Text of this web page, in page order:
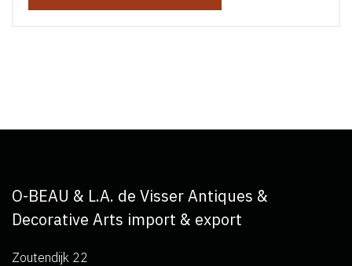
O-BEAU & L.A. de Visser Antiques &
Decorative Arts import & export
Zoutendijk 22